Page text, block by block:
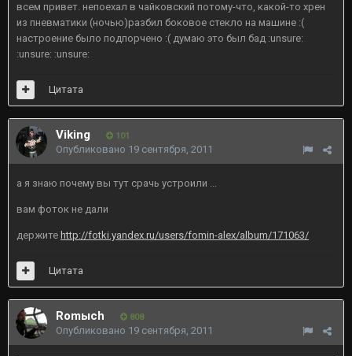
всем привет. непоехал в чайковский потому-что, какой-то хрен
из пневматики (ночью)разбил боковое стекло на машине :(
настроение было подпорчено :( думаю это был бад :unsure:
:unsure: :unsure:
Цитата
Viking 101
Опубликовано 19 сентября, 2011
а я знаю почему вы тут срачь устроили ...
вам фоток не дали
держите http://fotki.yandex.ru/users/fomin-alex/album/171063/
Цитата
Romыch 808
Опубликовано 19 сентября, 2011